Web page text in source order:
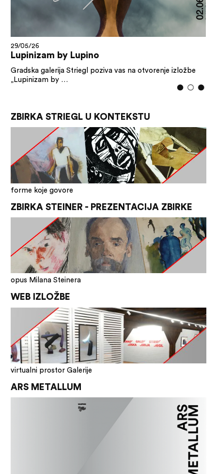
29/05/26
Lupinizam by Lupino
Gradska galerija Striegl poziva vas na otvorenje izložbe
„Lupinizam by …
ZBIRKA STRIEGL U KONTEKSTU
forme koje govore
ZBIRKA STEINER - PREZENTACIJA ZBIRKE
opus Milana Steinera
WEB IZLOŽBE
virtualni prostor Galerije
ARS METALLUM